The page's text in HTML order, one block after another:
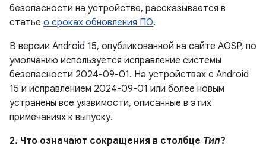
безопасности на устройстве, рассказывается в
статье о сроках обновления ПО.
В версии Android 15, опубликованной на сайте AOSP, по
умолчанию используется исправление системы
безопасности 2024-09-01. На устройствах с Android
15 и исправлением 2024-09-01 или более новым
устранены все уязвимости, описанные в этих
примечаниях к выпуску.
2. Что означают сокращения в столбце Тип?